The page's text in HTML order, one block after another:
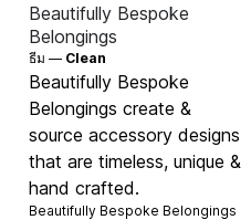
Beautifully Bespoke
Belongings
ธีม — Clean
Beautifully Bespoke
Belongings create &
source accessory designs
that are timeless, unique &
hand crafted.
Beautifully Bespoke Belongings